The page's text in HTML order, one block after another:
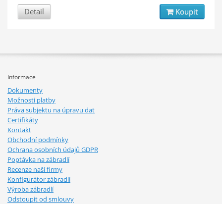
Detail Koupit
Informace
Dokumenty
Možnosti platby
Práva subjektu na úpravu dat
Certifikáty
Kontakt
Obchodní podmínky
Ochrana osobních údajů GDPR
Poptávka na zábradlí
Recenze naší firmy
Konfigurátor zábradlí
Výroba zábradlí
Odstoupit od smlouvy